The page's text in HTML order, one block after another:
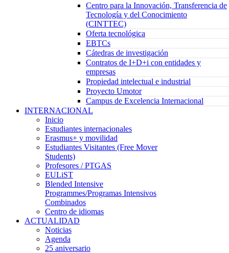
Centro para la Innovación, Transferencia de
Tecnología y del Conocimiento
(CINTTEC)
Oferta tecnológica
EBTCs
Cátedras de investigación
Contratos de I+D+i con entidades y
empresas
Propiedad intelectual e industrial
Proyecto Umotor
Campus de Excelencia Internacional
INTERNACIONAL
Inicio
Estudiantes internacionales
Erasmus+ y movilidad
Estudiantes Visitantes (Free Mover
Students)
Profesores / PTGAS
EULiST
Blended Intensive
Programmes/Programas Intensivos
Combinados
Centro de idiomas
ACTUALIDAD
Noticias
Agenda
25 aniversario